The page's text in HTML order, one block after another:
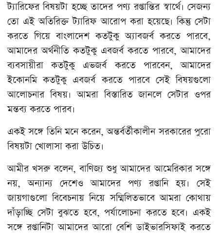
ট্যারিফের বিষয়টা হচ্ছে তাদের পণ্য রপ্তান্তির স্বার্থে। সেজন্য
তো এই অতিরিক্ত ট্যারিফ আরোপ করা হয়েছে। কিন্তু সেটা
করতে গিয়ে বাংলাদেশ কতটুকু অ্যাবজর্ব করতে পারবে,
আমাদের অর্থনীতি কতটুকু এবজর্ব করতে পারবে, আমাদের
ব্যবসায়ীরা কতটুকু এভজর্ব করতে পারবেন, আমাদের
ইকোনমি কতটুকু এবজর্ব করতে পারবে সেই বিষয়গুলো
আলোচনার বিষয়। আমরা বিস্তারিত জানলে সেটার ওপর
মন্তব্য করতে পারব।
একই সঙ্গে তিনি মনে করেন, অন্তর্বর্তীকালীন সরকারের পুরো
বিষয়টা খোলাসা করা উচিত।
আমীর খসরু বলেন, বাণিজ্য শুধু আমাদের আমেরিকার সঙ্গে
নয়, অন্যান্য দেশেও আমাদের পণ্য রপ্তানি হয়। সেই
জায়গাগুলো বিবেচনায় নিয়ে সম্মিলিতভাবে আমরা কোথায়
দাঁড়াচ্ছি সেটা বুঝতে হবে, পর্যালোচনা করতে হবে। একই
সঙ্গে রপ্তানিটা আমাদের আরো বেশি ডাইভারসিফাই করতে